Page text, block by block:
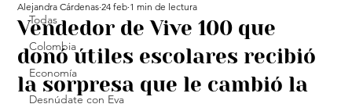
Todas
Colombia
Economía
Desnúdate con Eva
Vendedor de Vive 100 que
donó útiles escolares recibió
la sorpresa que le cambió la
Alejandra Cárdenas 24 feb 1 min de lectura